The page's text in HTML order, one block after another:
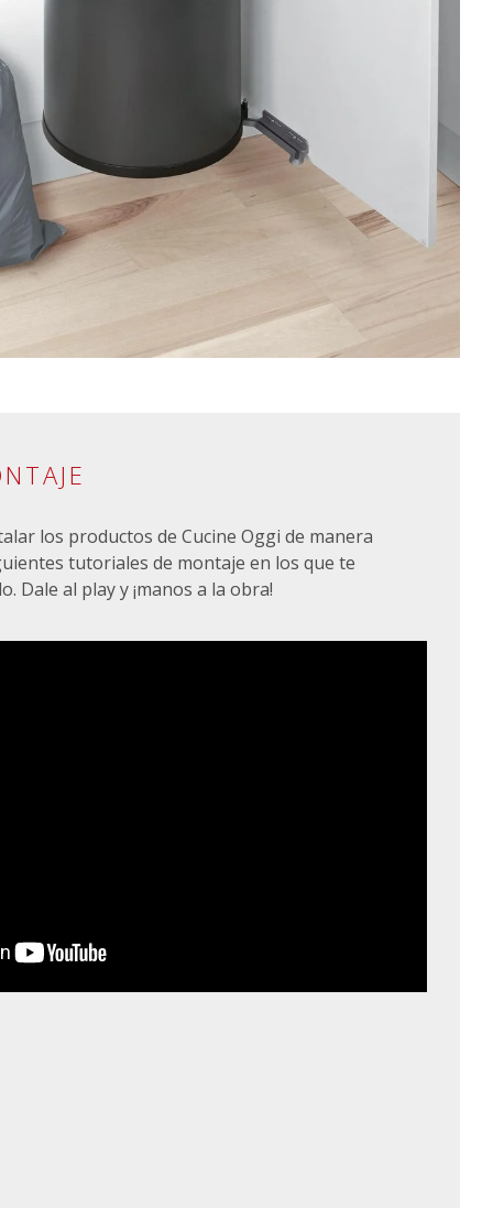
los productos de Cucine Oggi de manera
tutoriales de montaje en los que te
Dale al play y ¡manos a la obra!